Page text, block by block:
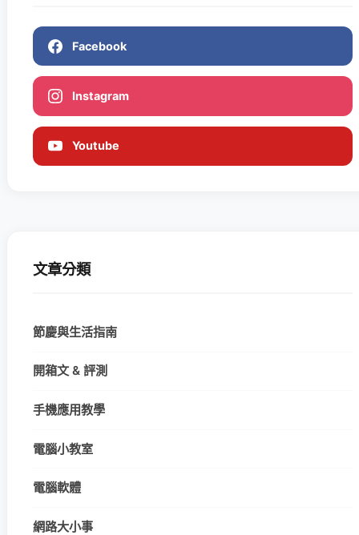
Facebook
Instagram
Youtube
文章分類
節慶與生活指南
開箱文 & 評測
手機應用教學
電腦小教室
電腦軟體
網路大小事